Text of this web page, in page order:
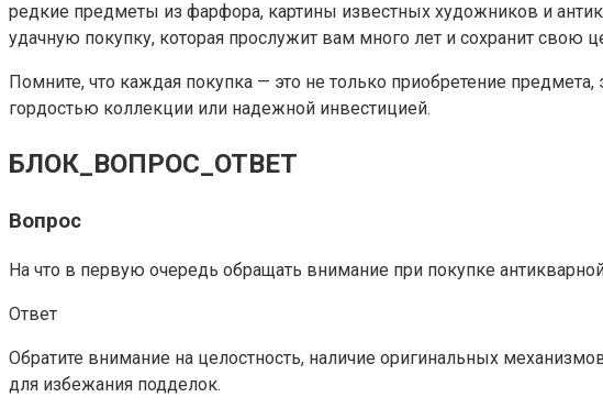
редкие предметы из фарфора, картины известных художников и
удачную покупку, которая прослужит вам много лет и сохранит свою
Помните, что каждая покупка — это не только приобретение
гордостью коллекции или надежной инвестицией.
БЛОК_ВОПРОС_ОТВЕТ
Вопрос
На что в первую очередь обращать внимание при покупке
Ответ
Обратите внимание на целостность, наличие оригинальных
для избежания подделок.